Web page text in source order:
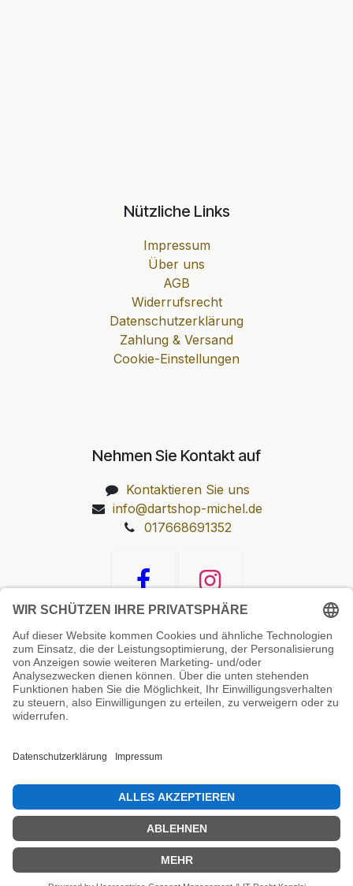
Nützliche Links
Impressum
Über uns
AGB
Widerrufsrecht
Datenschutzerklärung
Zahlung & Versand
Cookie-Einstellungen
Nehmen Sie Kontakt auf
Kontaktieren Sie uns
info@dartshop-michel.de
017668691352
Unsere Prüfsiegel